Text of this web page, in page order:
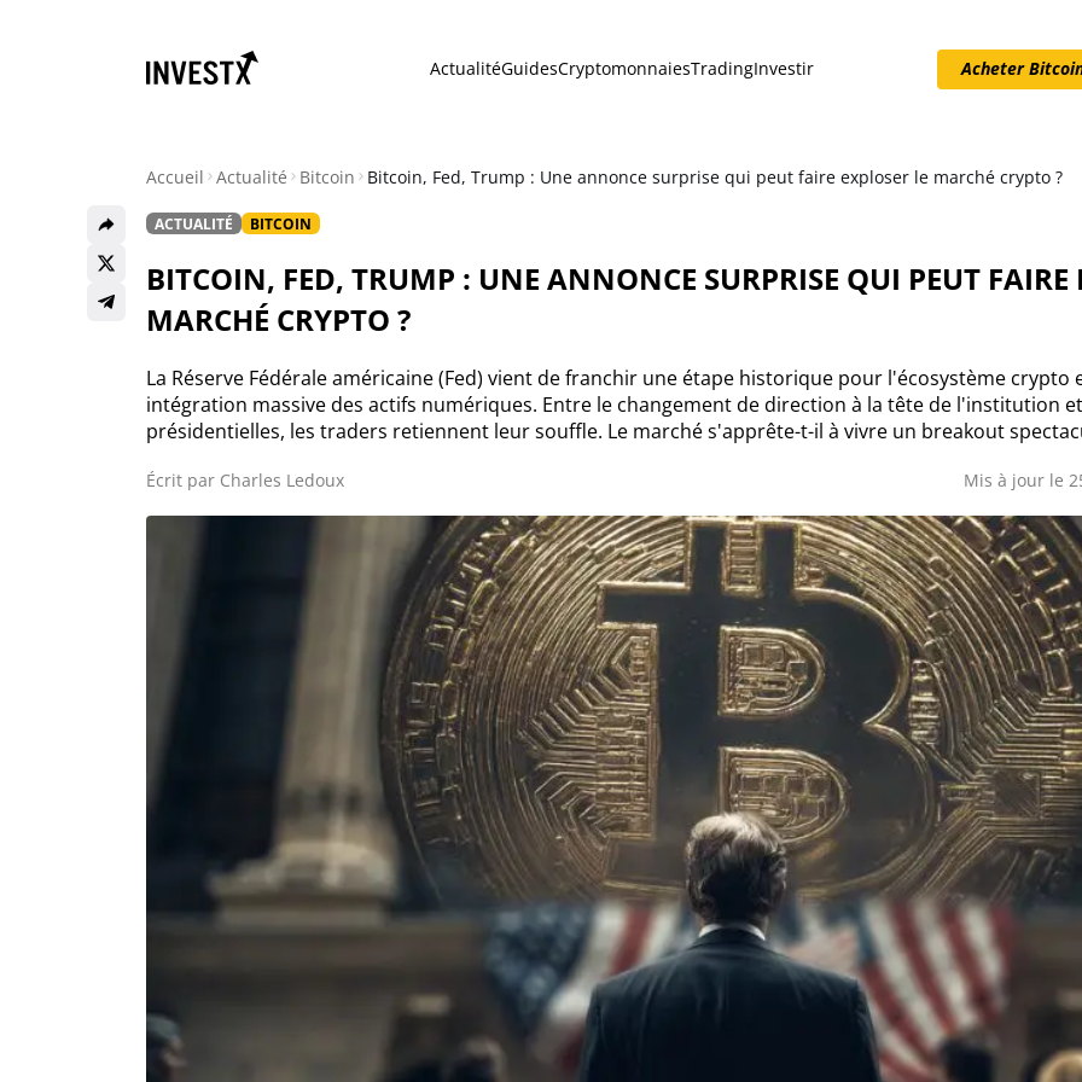
Actualité Bitcoin
Actualité Ethereum
Actualité Altcoins
Acheter Cryptomonnaies
Prédictions
ActualitéGuidesCryptomonnaiesTradingInvestir Acheter
Accueil Actualité Bitcoin Bitcoin, Fed, Trump : Une annonce surprise qui peut faire exploser le marché crypto ?
ACTUALITÉ BITCOIN
BITCOIN, FED, TRUMP : UNE ANNONCE SURPRISE QUI PEUT FAIRE
MARCHÉ CRYPTO ?
La Réserve Fédérale américaine (Fed) vient de franchir une étape historique pour l'écosystème crypto
intégration massive des actifs numériques. Entre le changement de direction à la tête de l'institution
présidentielles, les traders retiennent leur souffle. Le marché s'apprête-t-il à vivre un breakout
Écrit par Charles Ledoux Mis à jour le